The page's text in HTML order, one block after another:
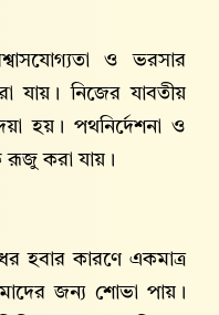
ও ভরসার
যায়। নিজের যাবতীয়
হয়। পথনির্দেশনা ও
রূজু করা যায়।
হবার কারণে একমাত্র
জন্য শোভা পায়।